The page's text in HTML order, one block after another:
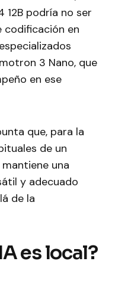
12B podría no ser
codificación en
3 Nano, que
en ese
que, para la
de un
una
y adecuado
de la
es local?